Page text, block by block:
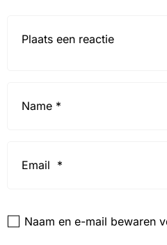
Naam en e-mail bewaren